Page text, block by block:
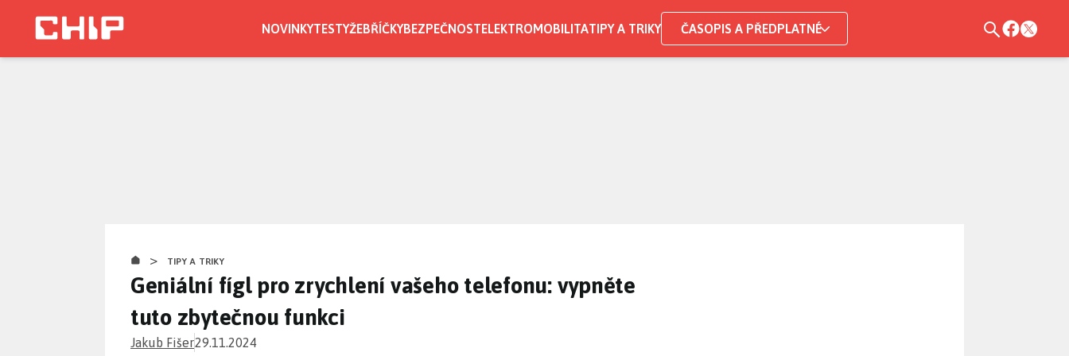
NOVINKYTESTYŽEBŘÍČKYBEZPEČNOSTELEKTROMOBILITATIPY A TRIKY ČASOPIS A PŘEDPLATNÉ
> TIPY A TRIKY
Geniální fígl pro zrychlení vašeho telefonu: vypněte
tuto zbytečnou funkci
Jakub Fišer29.11.2024